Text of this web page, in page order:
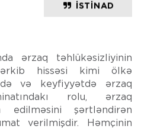
İSTINAD
ərzaq təhlükəsizliyinin
hissəsi kimi ölkə
və keyfiyyətdə ərzaq
rolu, ərzaq
edilməsini şərtləndirən
verilmişdir. Həmçinin